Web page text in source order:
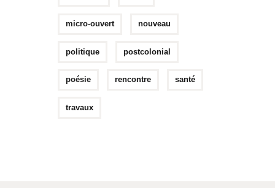
micro-ouvert nouveau
politique postcolonial
poésie rencontre santé
travaux